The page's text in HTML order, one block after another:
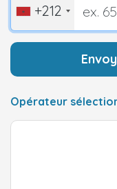
+212
Opérateur